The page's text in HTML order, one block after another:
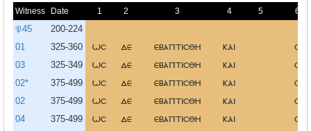
Witness Date 1 2 3 4 5 6
𝔓45
200-224
01
325-360 ωσ δε εβαπτισθη και ο
03 325-349 ωσ δε εβαπτισθη και ο
02* 375-499 ωσ δε εβαπτισθη και ο
02 375-499 ωσ δε εβαπτισθη και ο
04 375-499 ωσ δε εβαπτισθη και ο